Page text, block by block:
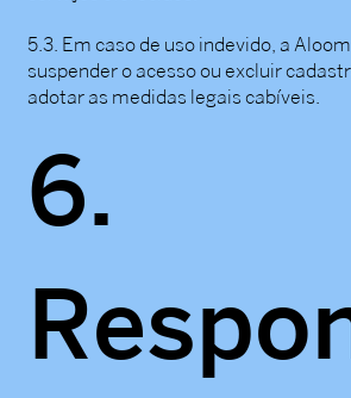
5.3. Em caso de uso indevido, a
suspender o acesso ou excluir
adotar as medidas legais cabíveis.
6.